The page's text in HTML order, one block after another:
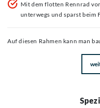
Mit dem flotten Rennrad
unterwegs und sparst beim
Auf diesen Rahmen kann man